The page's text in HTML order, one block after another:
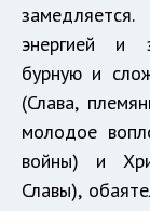
энергией и
бурную и
(Слава,
молодое
войны) и
Славы),